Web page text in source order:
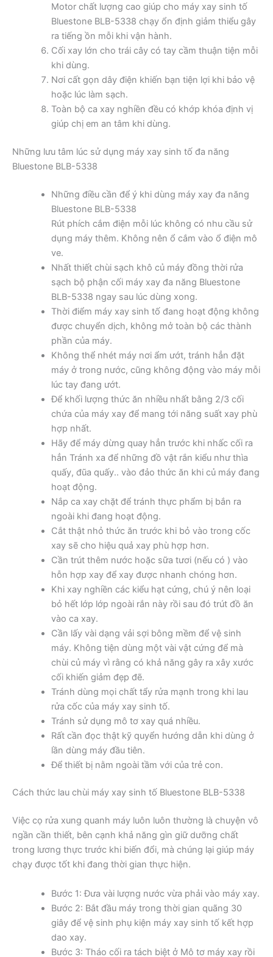
Motor chất lượng cao giúp cho máy xay sinh tố
Bluestone BLB-5338 chạy ổn định giảm thiểu gây
ra tiếng ồn mỗi khi vận hành.
Cối xay lớn cho trái cây có tay cầm thuận tiện mỗi
khi dùng.
Nơi cất gọn dây điện khiến bạn tiện lợi khi bảo vệ
hoặc lúc làm sạch.
Toàn bộ ca xay nghiền đều có khớp khóa định vị
giúp chị em an tâm khi dùng.
Những lưu tâm lúc sử dụng máy xay sinh tố đa năng
Bluestone BLB-5338
Những điều cần để ý khi dùng máy xay đa năng
Bluestone BLB-5338
Rút phích cắm điện mỗi lúc không có nhu cầu sử
dụng máy thêm. Không nên ổ cắm vào ổ điện mô
ve.
Nhất thiết chùi sạch khô củ máy đồng thời rửa
sạch bộ phận cối máy xay đa năng Bluestone
BLB-5338 ngay sau lúc dùng xong.
Thời điểm máy xay sinh tố đang hoạt động không
được chuyển dịch, không mở toàn bộ các thành
phần của máy.
Không thể nhét máy nơi ẩm ướt, tránh hẳn đặt
máy ở trong nước, cũng không động vào máy mỗi
lúc tay đang ướt.
Để khối lượng thức ăn nhiều nhất bằng 2/3 cối
chứa của máy xay để mang tới năng suất xay phù
hợp nhất.
Hãy để máy dừng quay hẳn trước khi nhấc cối ra
hẳn Tránh xa để những đồ vật rắn kiểu như thìa
quấy, đũa quấy.. vào đảo thức ăn khi củ máy đang
hoạt động.
Nắp ca xay chặt để tránh thực phẩm bị bắn ra
ngoài khi đang hoạt động.
Cắt thật nhỏ thức ăn trước khi bỏ vào trong cốc
xay sẽ cho hiệu quả xay phù hợp hơn.
Cần trút thêm nước hoặc sữa tươi (nếu có ) vào
hỗn hợp xay để xay được nhanh chóng hơn.
Khi xay nghiền các kiểu hạt cứng, chú ý nên loại
bỏ hết lớp lớp ngoài rắn này rồi sau đó trút đồ ăn
vào ca xay.
Cần lấy vài dạng vải sợi bông mềm để vệ sinh
máy. Không tiện dùng một vài vật cứng để mà
chùi củ máy vì rằng có khả năng gây ra xây xước
cối khiến giảm đẹp đẽ.
Tránh dùng mọi chất tẩy rửa mạnh trong khi lau
rửa cốc của máy xay sinh tố.
Tránh sử dụng mô tơ xay quá nhiều.
Rất cần đọc thật kỹ quyển hướng dẫn khi dùng ở
lần dùng máy đầu tiên.
Để thiết bị nằm ngoài tầm với của trẻ con.
Cách thức lau chùi máy xay sinh tố Bluestone BLB-5338
Việc cọ rửa xung quanh máy luôn luôn thường là chuyện vô
ngần cần thiết, bên cạnh khả năng gìn giữ dưỡng chất
trong lương thực trước khi biến đổi, mà chúng lại giúp máy
chạy được tốt khi đang thời gian thực hiện.
Bước 1: Đưa vài lượng nước vừa phải vào máy xay.
Bước 2: Bắt đầu máy trong thời gian quãng 30
giây để vệ sinh phụ kiện máy xay sinh tố kết hợp
dao xay.
Bước 3: Tháo cối ra tách biệt ở Mô tơ máy xay rồi